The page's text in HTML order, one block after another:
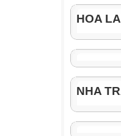
HOA
NHA